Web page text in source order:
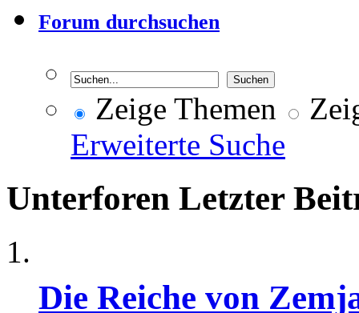
Forum durchsuchen
Zeige Themen
Erweiterte Suche
Unterforen Letzter
Die Reiche von